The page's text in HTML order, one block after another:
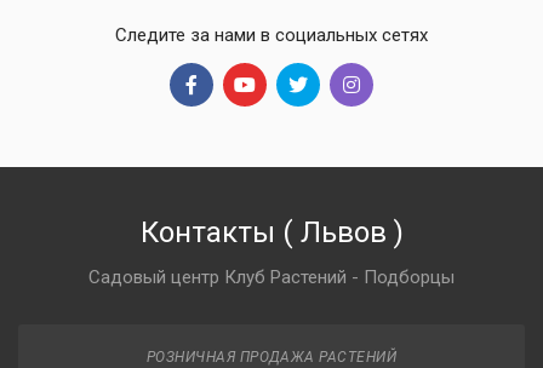
Следите за нами в социальных сетях
Контакты ( Львов )
Садовый центр Клуб Растений - Подборцы
РОЗНИЧНАЯ ПРОДАЖА РАСТЕНИЙ